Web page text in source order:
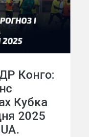
Конго:
Кубка
2025